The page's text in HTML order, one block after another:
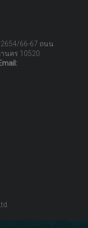
66-67 ถนน
นคร 10520